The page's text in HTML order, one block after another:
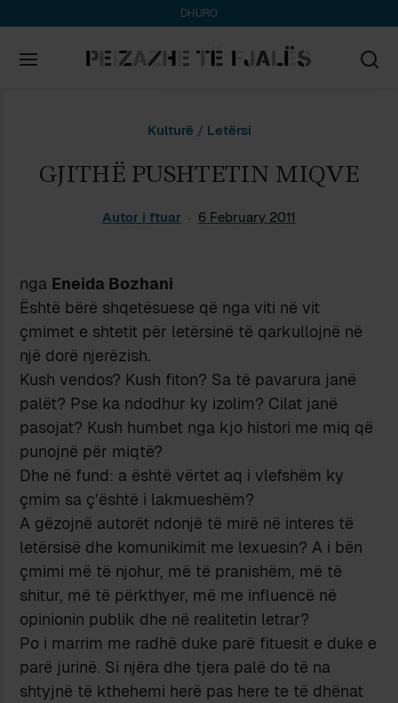
DHURO
Kulturë / Letërsi
GJITHË PUSHTETIN MIQVE
Autor i ftuar 6 February 2011
nga Eneida Bozhani
Është bërë shqetësuese që nga viti në vit
çmimet e shtetit për letërsinë të qarkullojnë në
një dorë njerëzish.
Kush vendos? Kush fiton? Sa të pavarura janë
palët? Pse ka ndodhur ky izolim? Cilat janë
pasojat? Kush humbet nga kjo histori me miq që
punojnë për miqtë?
Dhe në fund: a është vërtet aq i vlefshëm ky
çmim sa ç’është i lakmueshëm?
A gëzojnë autorët ndonjë të mirë në interes të
letërsisë dhe komunikimit me lexuesin? A i bën
çmimi më të njohur, më të pranishëm, më të
shitur, më të përkthyer, më me influencë në
opinionin publik dhe në realitetin letrar?
Po i marrim me radhë duke parë fituesit e duke e
parë jurinë. Si njëra dhe tjera palë do të na
shtyjnë të kthehemi herë pas here te të dhënat